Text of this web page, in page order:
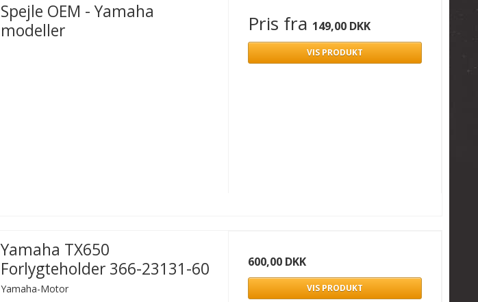
Spejle OEM - Yamaha
modeller
Pris fra 149,00 DKK
VIS PRODUKT
Yamaha TX650
Forlygteholder 366-23131-60
Yamaha-Motor
600,00 DKK
VIS PRODUKT